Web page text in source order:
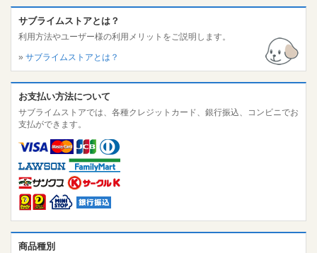
サブライムストアとは？
利用方法やユーザー様の利用メリットをご説明します。
» サブライムストアとは？
お支払い方法について
サブライムストアでは、各種クレジットカード、銀行振込、コンビニでお
支払ができます。
商品種別